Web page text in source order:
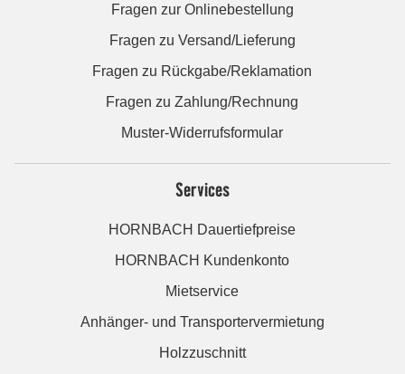
Fragen zur Onlinebestellung
Fragen zu Versand/Lieferung
Fragen zu Rückgabe/Reklamation
Fragen zu Zahlung/Rechnung
Muster-Widerrufsformular
Services
HORNBACH Dauertiefpreise
HORNBACH Kundenkonto
Mietservice
Anhänger- und Transportervermietung
Holzzuschnitt